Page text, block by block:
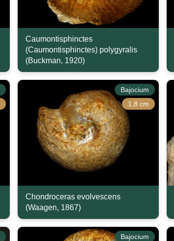
Caumontisphinctes
(Caumontisphinctes) polygyralis
(Buckman, 1920)
Bajocium
1,8 cm
Chondroceras evolvescens
(Waagen, 1867)
Bajocium